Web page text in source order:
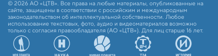
© 2026 АО «ЦТВ». Все права на любые материалы, опубликованные на
сайте, защищены в соответствии с российским и международным
законодательством об интеллектуальной собственности. Любое
использование текстовых, фото, аудио и видеоматериалов возможно
только с согласия правообладателя (АО «ЦТВ»). Для лиц старше 16 лет.